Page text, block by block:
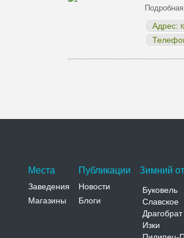
Адрес:
Места
Заведения
Магазины
Публикации
Новости
Блоги
Зимний
Буковель
Славское
Драгобрат
Изки